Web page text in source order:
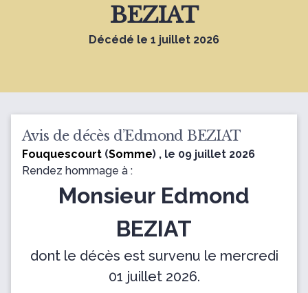
BEZIAT
Décédé le 1 juillet 2026
Avis de décès d’Edmond BEZIAT
Fouquescourt (Somme) , le 09 juillet 2026
Rendez hommage à :
Monsieur Edmond
BEZIAT
dont le décès est survenu le mercredi
01 juillet 2026.